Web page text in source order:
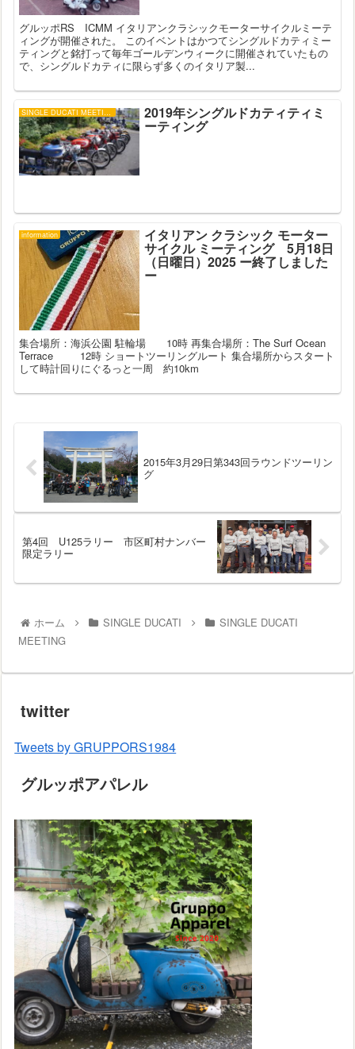
グルッポRS ICMM イタリアンクラシックモーターサイクルミーテ
ィングが開催された。 このイベントはかつてシングルドカティミー
ティングと銘打って毎年ゴールデンウィークに開催されていたもの
で、シングルドカティに限らず多くのイタリア製...
2019年シングルドカティティミ
ーティング
information イタリアン クラシック モーター
サイクル ミーティング 5月18日
（日曜日）2025 ー終了しました
ー
集合場所：海浜公園 駐輪場 10時 再集合場所：The Surf Ocean
Terrace 12時 ショートツーリングルート 集合場所からスタート
して時計回りにぐるっと一周 約10km
2015年3月29日第343回ラウンドツーリン
グ
第4回 U125ラリー 市区町村ナンバー
限定ラリー
ホーム SINGLE DUCATI
SINGLE DUCATI
MEETING
twitter
Tweets by GRUPPORS1984
グルッポアパレル